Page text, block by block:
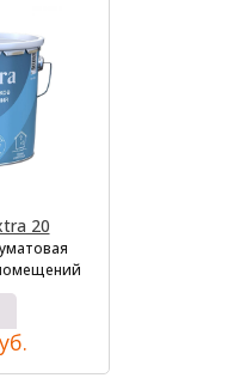
20